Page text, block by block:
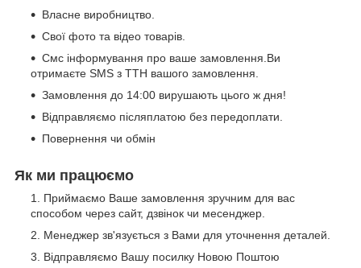
Власне виробництво.
Свої фото та відео товарів.
Смс інформування про ваше замовлення.Ви
отримаєте SMS з ТТН вашого замовлення.
Замовлення до 14:00 вирушають цього ж дня!
Відправляємо післяплатою без передоплати.
Повернення чи обмін
Як ми працюємо
Приймаємо Ваше замовлення зручним для вас
способом через сайт, дзвінок чи месенджер.
Менеджер зв'язується з Вами для уточнення деталей.
Відправляємо Вашу посилку Новою Поштою